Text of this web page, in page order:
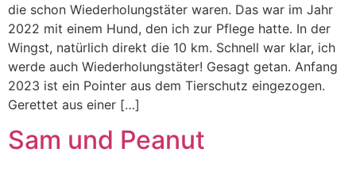
die schon Wiederholungstäter waren. Das war im Jahr
2022 mit einem Hund, den ich zur Pflege hatte. In der
Wingst, natürlich direkt die 10 km. Schnell war klar, ich
werde auch Wiederholungstäter! Gesagt getan. Anfang
2023 ist ein Pointer aus dem Tierschutz eingezogen.
Gerettet aus einer […]
Sam und Peanut